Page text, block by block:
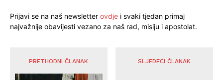
Prijavi se na naš newsletter ovdje i svaki tjedan primaj
najvažnije obavijesti vezano za naš rad, misiju i apostolat.
PRETHODNI ČLANAK SLJEDEĆI ČLANAK